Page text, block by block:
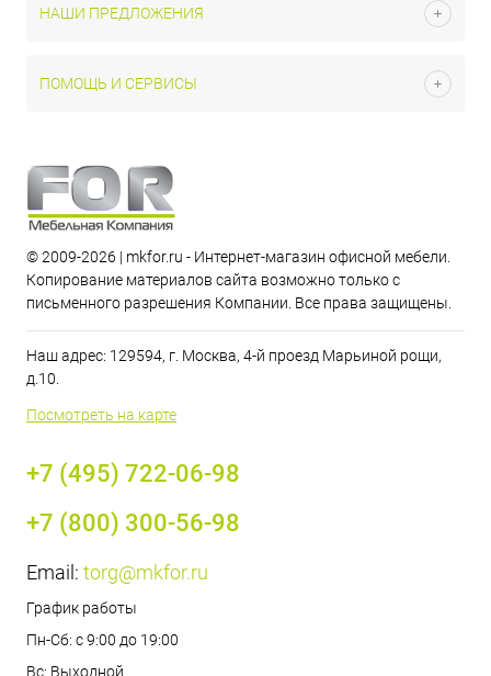
НАШИ ПРЕДЛОЖЕНИЯ
ПОМОЩЬ И СЕРВИСЫ
© 2009-2026 | mkfor.ru - Интернет-магазин офисной мебели.
Копирование материалов сайта возможно только с
письменного разрешения Компании. Все права защищены.
Наш адрес: 129594, г. Москва, 4-й проезд Марьиной рощи,
д.10.
Посмотреть на карте
+7 (495) 722-06-98
+7 (800) 300-56-98
Email: torg@mkfor.ru
График работы
Пн-Сб: с 9:00 до 19:00
Вс: Выходной